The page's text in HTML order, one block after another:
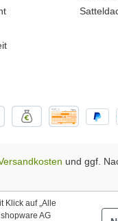
und ggf.
Klick auf „Alle
AG